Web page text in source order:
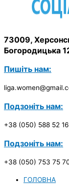
73009,
Богородицька
Пишіть нам:
Подзоніть нам:
+38 (050) 588 52 16
Подзоніть нам:
+38 (050) 753 75
ГОЛОВНА